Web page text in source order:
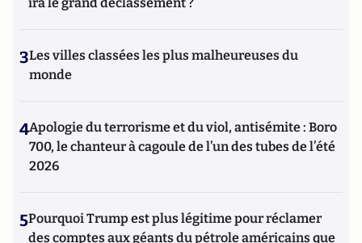
3Les villes classées les plus malheureuses du
monde
4Apologie du terrorisme et du viol, antisémite : Boro
700, le chanteur à cagoule de l’un des tubes de l’été
2026
5Pourquoi Trump est plus légitime pour réclamer
des comptes aux géants du pétrole américains que